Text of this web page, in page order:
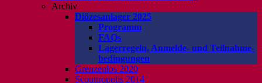
Archiv
Diözesanlager 2025
Programm
FAQs
Lagerregeln, Anmelde- und Teilnahme-
bedingungen
Grenzenlos 2020
Scouttropolis 2014